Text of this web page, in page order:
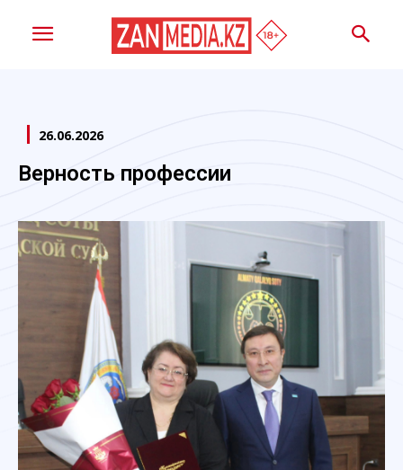
26.06.2026
Верность профессии